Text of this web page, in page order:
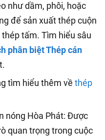
như dầm, phôi, hoặc
để sản xuất thép cuộn
tấm. Tìm hiểu sâu
phân biệt Thép cán
tìm hiểu thêm về thép
nóng Hòa Phát: Được
quan trọng trong cuộc